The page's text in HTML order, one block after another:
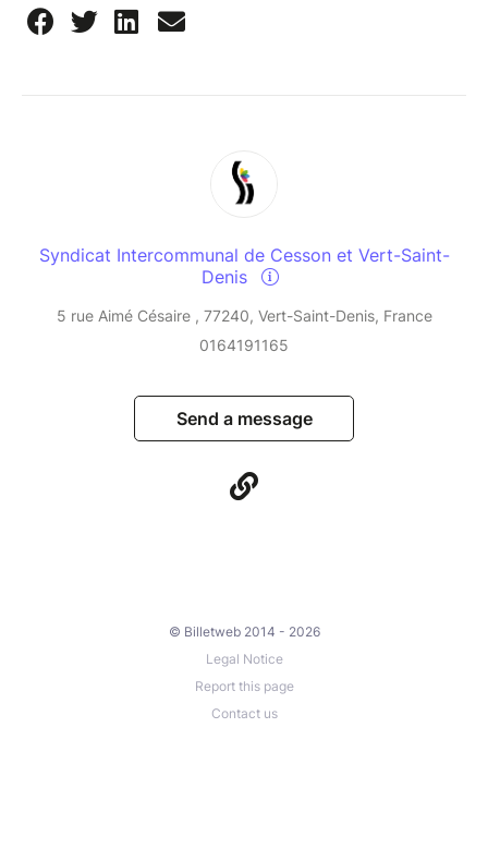
Syndicat Intercommunal de Cesson et Vert-Saint-
Denis
5 rue Aimé Césaire , 77240, Vert-Saint-Denis, France
0164191165
Send a message
© Billetweb 2014 - 2026
Legal Notice
Report this page
Contact us